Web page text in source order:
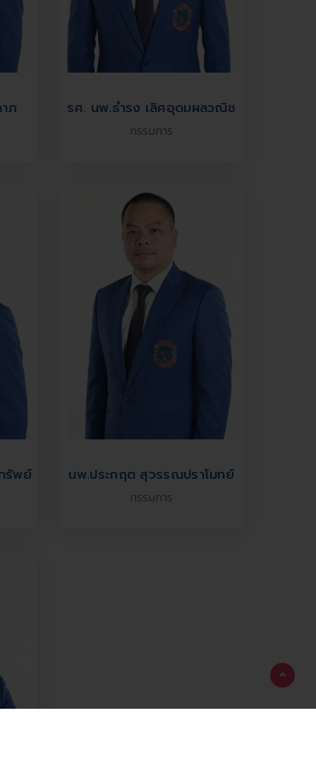
ภ รศ. นพ.ธำรง เลิศอุดมผลวณิช
กรรมการ
รัพย์ นพ.ประกฤต สุวรรณปราโมทย์
กรรมการ